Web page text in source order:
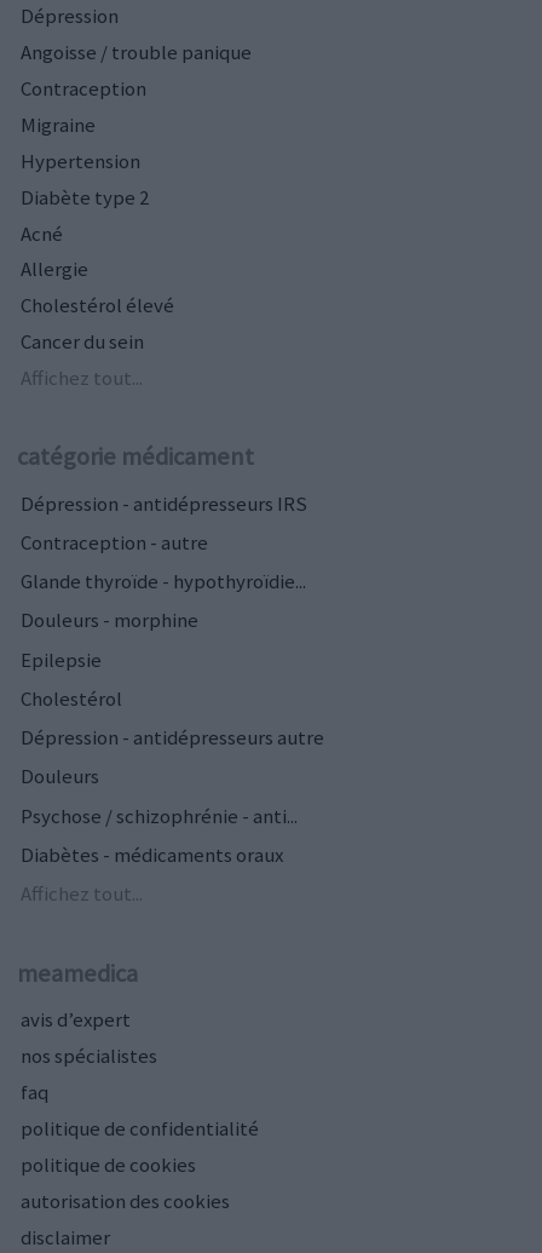
Dépression
Angoisse / trouble panique
Contraception
Migraine
Hypertension
Diabète type 2
Acné
Allergie
Cholestérol élevé
Cancer du sein
Affichez tout...
catégorie médicament
Dépression - antidépresseurs IRS
Contraception - autre
Glande thyroïde - hypothyroïdie...
Douleurs - morphine
Epilepsie
Cholestérol
Dépression - antidépresseurs autre
Douleurs
Psychose / schizophrénie - anti...
Diabètes - médicaments oraux
Affichez tout...
meamedica
avis d’expert
nos spécialistes
faq
politique de confidentialité
politique de cookies
autorisation des cookies
disclaimer